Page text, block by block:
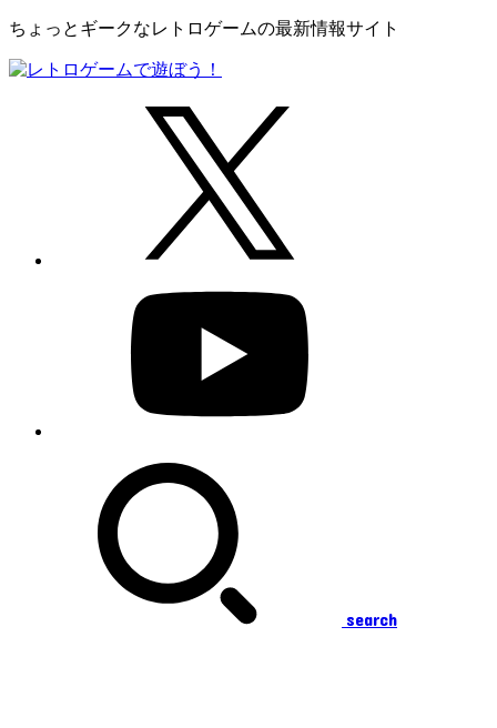
ちょっとギークなレトロゲームの最新情報サイト
search